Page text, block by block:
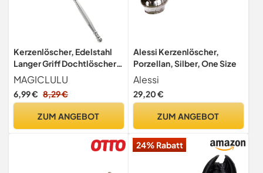
Kerzenlöscher, Edelstahl
Langer Griff Dochtlöscher
für Wachsfresser
MAGICLULU
6,99 € 8,29 €
ZUM ANGEBOT
Alessi Kerzenlöscher,
Porzellan, Silber, One Size
Alessi
29,20 €
ZUM ANGEBOT
24% Rabatt